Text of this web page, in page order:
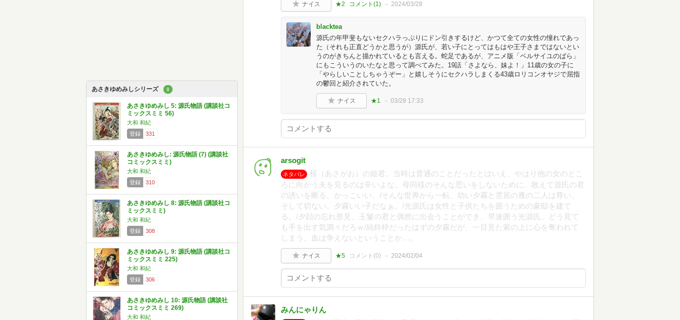
あさきゆめみしシリーズ 8
あさきゆめみし 5: 源氏物語 (講談社コ
ミックスミミ 56)
大和 和紀
登録
331
あさきゆめみし: 源氏物語 (7) (講談社
コミックスミミ)
大和 和紀
登録
310
あさきゆめみし 8: 源氏物語 (講談社コ
ミックスミミ)
大和 和紀
登録
308
あさきゆめみし 9: 源氏物語 (講談社コ
ミックスミミ 225)
大和 和紀
登録
306
あさきゆめみし 10: 源氏物語 (講談社
コミックスミミ 269)
大和 和紀
ナイス ★2 コメント(1) 2024/03/28
blacktea
源氏の年甲斐もないセクハラっぷりにドン引きするけど、かつて全ての女性の憧れであっ
た（それも正直どうかと思うが）源氏が、若い子にとってはもはや王子さまではないとい
うのがきちんと描かれているとも言える。蛇足であるが、アニメ版「ベルサイユのばら」
にもこういうのいたなと思って調べてみた。19話「さよなら、妹よ！」11歳の女の子に
「やらしいことしちゃうぞー」と嬉しそうにセクハラしまくる43歳ロリコンオヤジで屈指
の鬱回と紹介されていた。
ナイス ★1 03/28 17:33
arsogit
ネタバレ
槿（あさがお）の姫君。当時は普通のことだったとはいえ、やはり他の女のとこ
ろに向かう夫を見るのは辛いよな。母同様のそんな思いをしないために、敢えて源氏の君
の誘いを断る。かっこいい。/そんな世界から一転、幼い夕霧と雲居の雁の二人は尊い。
そして切ない。夕霧いい子だなぁ。/光源氏は女性と子供たちを囲うための豪邸を建て
る。/夕顔の忘れ形見、玉鬘の君と偶然に出会うことができ、早速囲う光源氏。どう見て
も手を出す気満々だろｗ/純粋枠だったはずの夕霧だが、一目見た紫の上に心を奪われて
しまう。血は争えないということか…。
ナイス ★5 コメント(0) 2024/02/04
みんにゃりん